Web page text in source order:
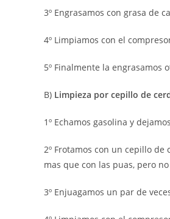
3º Engrasamos con grasa de
4º Limpiamos con el
5º Finalmente la engrasamos
B) Limpieza por cepillo de
1º Echamos gasolina y
2º Frotamos con un cepillo
mas que con las puas, pero
3º Enjuagamos un par de